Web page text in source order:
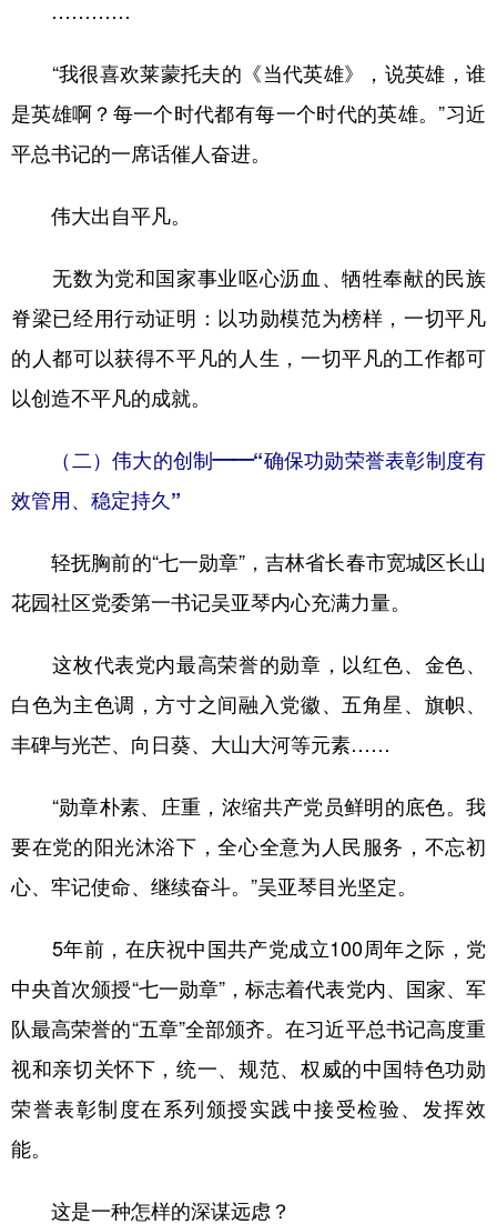
“我很喜欢莱蒙托夫的《当代英雄》，说英雄，谁
是英雄啊？每一个时代都有每一个时代的英雄。”习近
平总书记的一席话催人奋进。
伟大出自平凡。
无数为党和国家事业呕心沥血、牺牲奉献的民族
脊梁已经用行动证明：以功勋模范为榜样，一切平凡
的人都可以获得不平凡的人生，一切平凡的工作都可
以创造不平凡的成就。
（二）伟大的创制——“确保功勋荣誉表彰制度有
效管用、稳定持久”
轻抚胸前的“七一勋章”，吉林省长春市宽城区长山
花园社区党委第一书记吴亚琴内心充满力量。
这枚代表党内最高荣誉的勋章，以红色、金色、
白色为主色调，方寸之间融入党徽、五角星、旗帜、
丰碑与光芒、向日葵、大山大河等元素……
“勋章朴素、庄重，浓缩共产党员鲜明的底色。我
要在党的阳光沐浴下，全心全意为人民服务，不忘初
心、牢记使命、继续奋斗。”吴亚琴目光坚定。
5年前，在庆祝中国共产党成立100周年之际，党
中央首次颁授“七一勋章”，标志着代表党内、国家、军
队最高荣誉的“五章”全部颁齐。在习近平总书记高度重
视和亲切关怀下，统一、规范、权威的中国特色功勋
荣誉表彰制度在系列颁授实践中接受检验、发挥效
能。
这是一种怎样的深谋远虑？